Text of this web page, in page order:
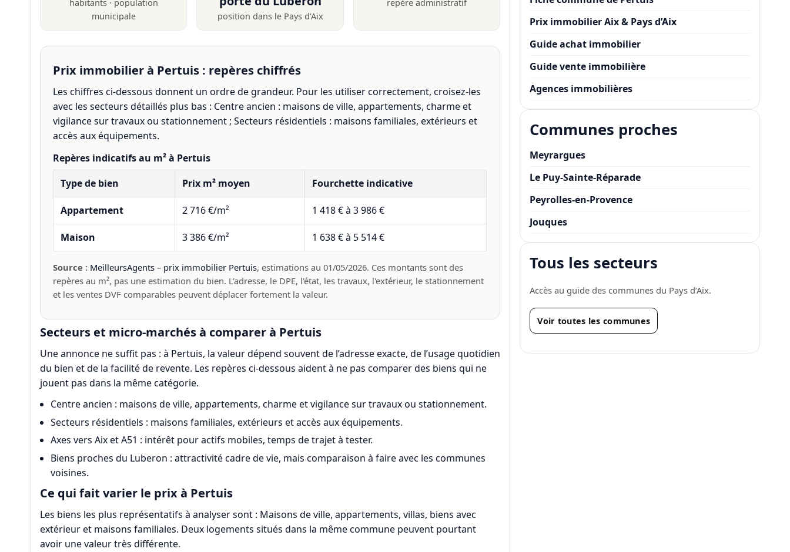
habitants · population
municipale
position dans le Pays d’Aix
repère administratif
Prix immobilier à Pertuis : repères chiffrés
Les chiffres ci-dessous donnent un ordre de grandeur. Pour les utiliser correctement, croisez-les
avec les secteurs détaillés plus bas : Centre ancien : maisons de ville, appartements, charme et
vigilance sur travaux ou stationnement ; Secteurs résidentiels : maisons familiales, extérieurs et
accès aux équipements.
Repères indicatifs au m² à Pertuis
Type de bien
Prix m² moyen Fourchette indicative
Appartement 2 716 €/m² 1 418 € à 3 986 €
Maison 3 386 €/m² 1 638 € à 5 514 €
Source : MeilleursAgents – prix immobilier Pertuis, estimations au 01/05/2026. Ces montants sont des
repères au m², pas une estimation du bien. L'adresse, le DPE, l'état, les travaux, l'extérieur, le stationnement
et les ventes DVF comparables peuvent déplacer fortement la valeur.
Secteurs et micro-marchés à comparer à Pertuis
Une annonce ne suffit pas : à Pertuis, la valeur dépend souvent de l’adresse exacte, de l’usage quotidien
du bien et de la facilité de revente. Les repères ci-dessous aident à ne pas comparer des biens qui ne
jouent pas dans la même catégorie.
Centre ancien : maisons de ville, appartements, charme et vigilance sur travaux ou stationnement.
Secteurs résidentiels : maisons familiales, extérieurs et accès aux équipements.
Axes vers Aix et A51 : intérêt pour actifs mobiles, temps de trajet à tester.
Biens proches du Luberon : attractivité cadre de vie, mais comparaison à faire avec les communes
voisines.
Ce qui fait varier le prix à Pertuis
Les biens les plus représentatifs à analyser sont : Maisons de ville, appartements, villas, biens avec
extérieur et maisons familiales. Deux logements situés dans la même commune peuvent pourtant
avoir une valeur très différente.
Prix immobilier Aix & Pays d’Aix
Guide achat immobilier
Guide vente immobilière
Agences immobilières
Communes proches
Meyrargues
Le Puy-Sainte-Réparade
Peyrolles-en-Provence
Jouques
Tous les secteurs
Accès au guide des communes du Pays d’Aix.
Voir toutes les communes